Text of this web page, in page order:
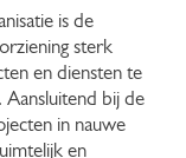
is de
sterk
en diensten te
Aansluitend bij de
in nauwe
en